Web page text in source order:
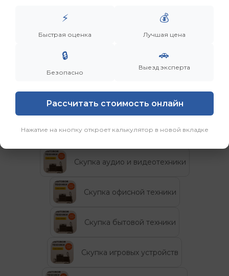
“Мы не скупаем старую технику. Мы даем вещам
вторую жизнь, а их владельцам — новую
Категории
Скупка аудио и видеотехники
Скупка офисной техники
Скупка бытовой техники
Скупка игровых устройств
⚡
Быстрая оценка
💰
Лучшая цена
🔒
Безопасно
🚗
Выезд эксперта
Рассчитать стоимость онлайн
Нажатие на кнопку откроет калькулятор в новой вкладке